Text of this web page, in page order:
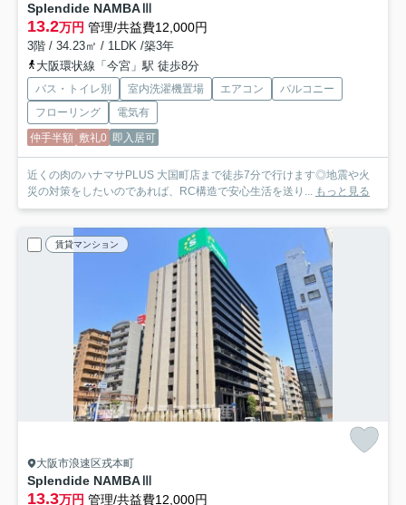
Splendide NAMBAⅢ
13.2万円 管理/共益費12,000円
3階 / 34.23㎡ / 1LDK /築3年
大阪環状線「今宮」駅 徒歩8分
バス・トイレ別 室内洗濯機置場 エアコン
バルコニー
フローリング
電気有
仲手半額 敷礼0 即入居可
近くの肉のハナマサPLUS 大国町店まで徒歩7分で行けます◎地震や火
災の対策をしたいのであれば、RC構造で安心生活を送り... もっと見る
賃貸マンション
大阪市浪速区戎本町
Splendide NAMBAⅢ
13.3万円 管理/共益費12,000円